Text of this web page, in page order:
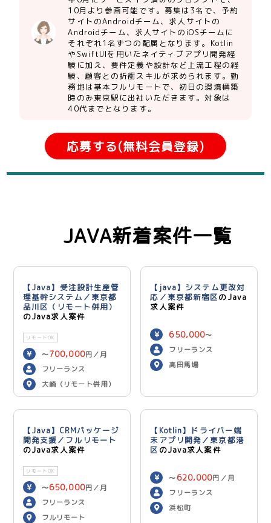
10月より参画可能です。募集は3名で、予約
サイトのAndroidチーム、求人サイトの
Androidチーム、求人サイトのiOSチームに
それぞれ1名ずつの配属となります。Kotlin
やSwiftUIを用いたネイティブアプリ開発経
験に加え、要件定義や設計など上流工程の経
験、顧客との折衝スキルが求められます。勤
務地は基本フルリモートで、初日の環境構築
時のみ東京駅に出社いただきます。対象は
40代までとなります。
応募する(無料会員登録)
JAVA新着案件一覧
【Java】受注設計生産管
理基幹システム／東京都
品川区（リモート併用）
のJava求人案件
リモートOK
〜700,000円／月
フリーランス
大崎（リモート併用）
【java】システム更改対
応／東京都新宿区のJava
求人案件
650,000〜
750,000 円／月
フリーランス
高田馬場
【Java】CRMパッケージ
開発支援／フルリモート
のJava求人案件
リモートOK
〜650,000円／月
フリーランス
フルリモート
【Kotlin】ドライバー端
末アプリ開発／東京都港
区 のJava求人案件
〜 620,000円／月
フリーランス
浜松町